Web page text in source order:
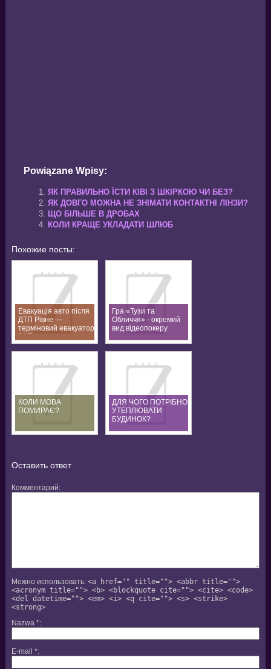
Powiązane Wpisy:
ЯК ПРАВИЛЬНО ЇСТИ КІВІ З ШКІРКОЮ ЧИ БЕЗ?
ЯК ДОВГО МОЖНА НЕ ЗНІМАТИ КОНТАКТНІ ЛІНЗИ?
ЩО БІЛЬШЕ В ДРОБАХ
КОЛИ КРАЩЕ УКЛАДАТИ ШЛЮБ
Похожие посты:
Евакуація авто після
ДТП Рівне —
терміновий евакуатор
24/7
Гра «Тузи та
Обличчя» - окремий
вид відеопокеру
КОЛИ МОВА
ПОМИРАЄ?
ДЛЯ ЧОГО ПОТРІБНО
УТЕПЛЮВАТИ
БУДИНОК?
Оставить ответ
Комментарий
Можно использовать: <a href="" title=""> <abbr title="">
<acronym title=""> <b> <blockquote cite=""> <cite> <code>
<del datetime=""> <em> <i> <q cite=""> <s> <strike>
<strong>
Nazwa *
E-mail *